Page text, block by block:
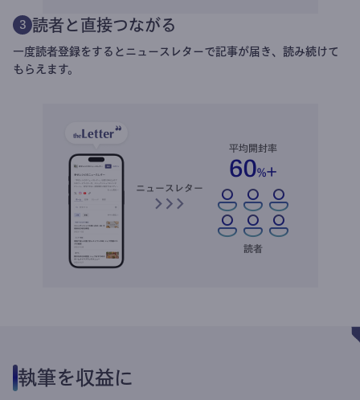
3 読者と直接つながる
一度読者登録をするとニュースレターで記事が届き、読み続けて
もらえます。
執筆を収益に